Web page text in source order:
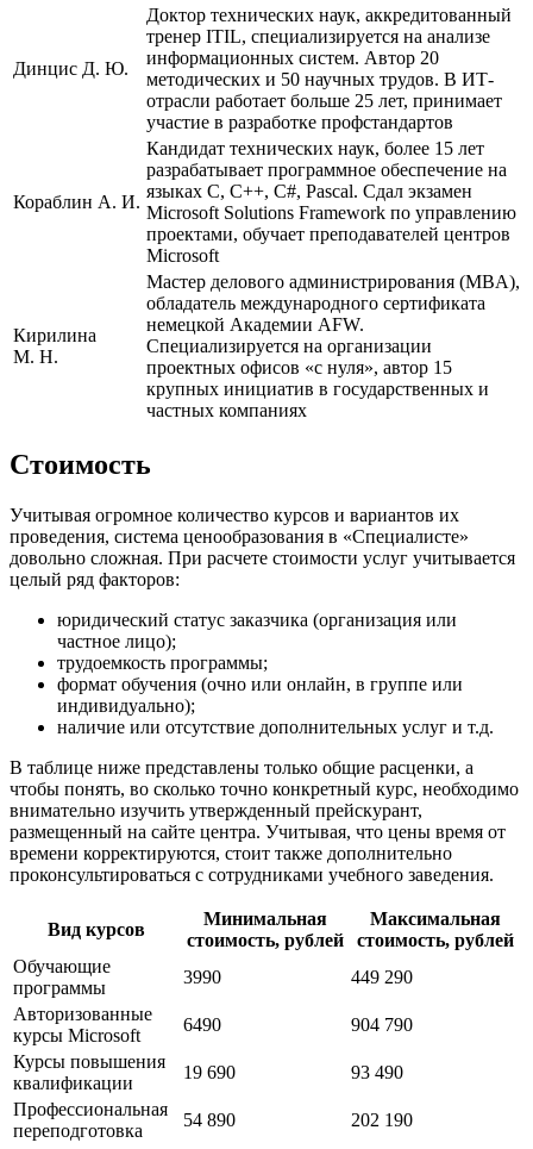
Динцис Д. Ю.
Доктор технических наук, аккредитованный
тренер ITIL, специализируется на анализе
информационных систем. Автор 20
методических и 50 научных трудов. В ИТ-
отрасли работает больше 25 лет, принимает
участие в разработке профстандартов
Кораблин А. И.
Кандидат технических наук, более 15 лет
разрабатывает программное обеспечение на
языках C, C++, C#, Pascal. Сдал экзамен
Microsoft Solutions Framework по управлению
проектами, обучает преподавателей центров
Microsoft
Кирилина
М. Н.
Мастер делового администрирования (MBA),
обладатель международного сертификата
немецкой Академии AFW.
Специализируется на организации
проектных офисов «с нуля», автор 15
крупных инициатив в государственных и
частных компаниях
Стоимость
Учитывая огромное количество курсов и вариантов их
проведения, система ценообразования в «Специалисте»
довольно сложная. При расчете стоимости услуг учитывается
целый ряд факторов:
юридический статус заказчика (организация или
частное лицо);
трудоемкость программы;
формат обучения (очно или онлайн, в группе или
индивидуально);
наличие или отсутствие дополнительных услуг и т.д.
В таблице ниже представлены только общие расценки, а
чтобы понять, во сколько точно конкретный курс, необходимо
внимательно изучить утвержденный прейскурант,
размещенный на сайте центра. Учитывая, что цены время от
времени корректируются, стоит также дополнительно
проконсультироваться с сотрудниками учебного заведения.
Вид курсов
Минимальная
стоимость, рублей
Максимальная
стоимость, рублей
Обучающие
программы
3990
449 290
Авторизованные
курсы Microsoft
6490
904 790
Курсы повышения
квалификации
19 690
93 490
Профессиональная
переподготовка
54 890 202 190